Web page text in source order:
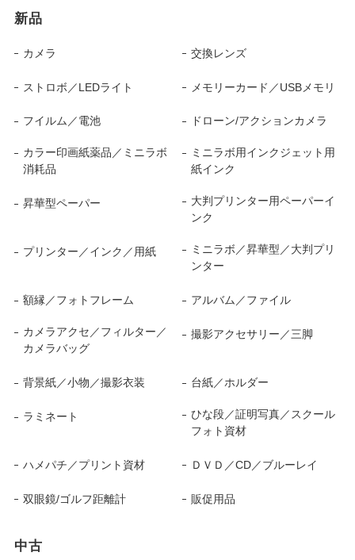
新品
カメラ 交換レンズ
ストロボ／LEDライト メモリーカード／USBメモリ
フイルム／電池 ドローン/アクションカメラ
カラー印画紙薬品／ミニラボ
消耗品
ミニラボ用インクジェット用
紙インク
昇華型ペーパー
大判プリンター用ペーパーイ
ンク
プリンター／インク／用紙
ミニラボ／昇華型／大判プリ
ンター
額縁／フォトフレーム アルバム／ファイル
カメラアクセ／フィルター／
カメラバッグ
撮影アクセサリー／三脚
背景紙／小物／撮影衣装 台紙／ホルダー
ラミネート
ひな段／証明写真／スクール
フォト資材
ハメパチ／プリント資材 ＤＶＤ／CD／ブルーレイ
双眼鏡/ゴルフ距離計 販促用品
中古